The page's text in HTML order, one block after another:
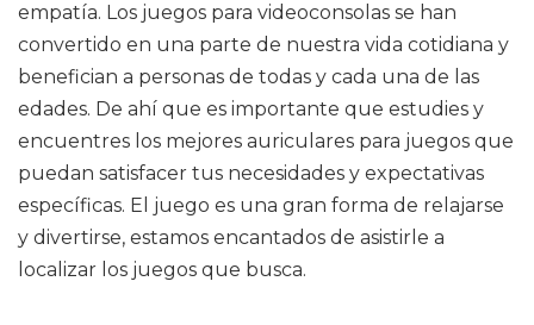
empatía. Los juegos para videoconsolas se han
convertido en una parte de nuestra vida cotidiana y
benefician a personas de todas y cada una de las
edades. De ahí que es importante que estudies y
encuentres los mejores auriculares para juegos que
puedan satisfacer tus necesidades y expectativas
específicas. El juego es una gran forma de relajarse
y divertirse, estamos encantados de asistirle a
localizar los juegos que busca.